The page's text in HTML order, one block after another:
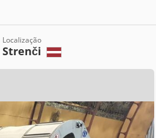
Localização
Strenči